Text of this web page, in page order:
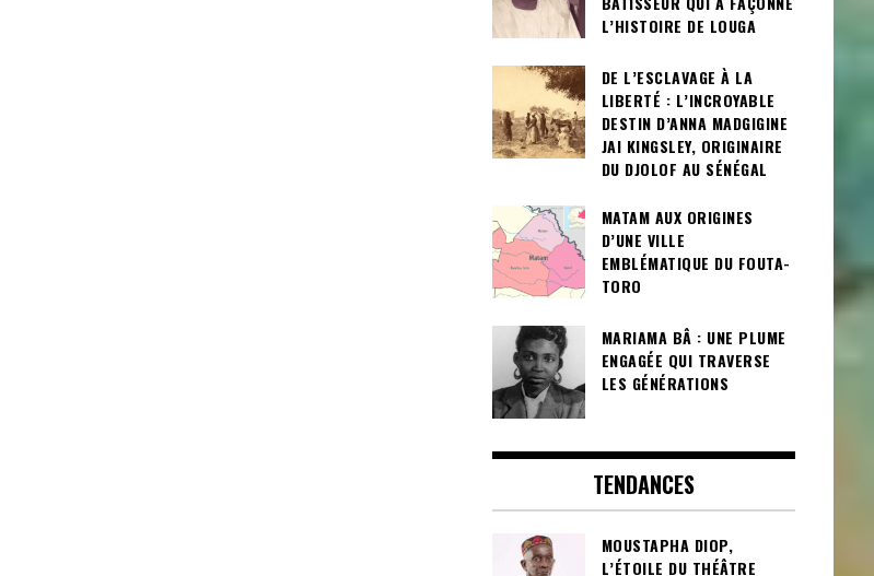
L’HISTOIRE DE LOUGA
DE L’ESCLAVAGE À LA
LIBERTÉ : L’INCROYABLE
DESTIN D’ANNA MADGIGINE
JAI KINGSLEY, ORIGINAIRE
DU DJOLOF AU SÉNÉGAL
MATAM AUX ORIGINES
D’UNE VILLE
EMBLÉMATIQUE DU FOUTA-
TORO
MARIAMA BÂ : UNE PLUME
ENGAGÉE QUI TRAVERSE
LES GÉNÉRATIONS
TENDANCES
MOUSTAPHA DIOP,
L’ÉTOILE DU THÉÂTRE